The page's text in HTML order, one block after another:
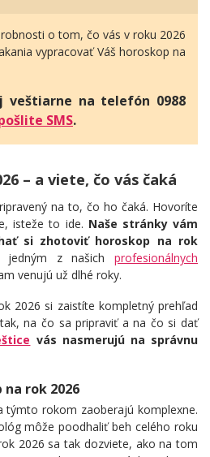
o tom, čo vás v roku 2026
vypracovať Váš horoskop na
veštiarne na telefón 0988
SMS.
– a viete, čo vás čaká
na to, čo ho čaká. Hovoríte
isteže to ide. Naše stránky vám
si zhotoviť horoskop na rok
jedným z našich profesionálnych
venujú už dlhé roky.
2026 si zaistíte kompletný prehľad
na čo sa pripraviť a na čo si dať
vás nasmerujú na správnu
na rok 2026
týmto rokom zaoberajú komplexne.
môže poodhaliť beh celého roku
2026 sa tak dozviete, ako na tom